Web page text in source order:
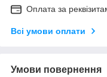
Оплата за
Всі умови оплати
Умови повернення